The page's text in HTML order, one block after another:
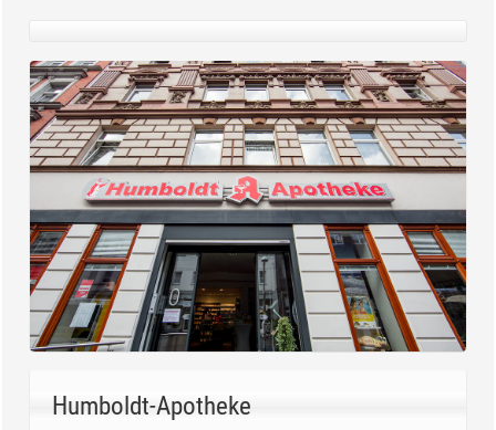
Humboldt-Apotheke